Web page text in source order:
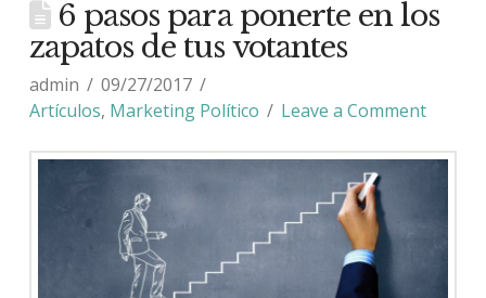
6 pasos para ponerte en los
zapatos de tus votantes
admin
09/27/2017
Artículos, Marketing Político Leave a Comment